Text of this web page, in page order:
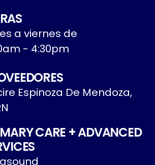
a viernes de
- 4:30pm
Espinoza De Mendoza,
CARE + ADVANCED